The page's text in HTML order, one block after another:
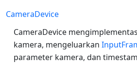
CameraDevice
CameraDevice
kamera, mengeluarkan
parameter kamera, dan